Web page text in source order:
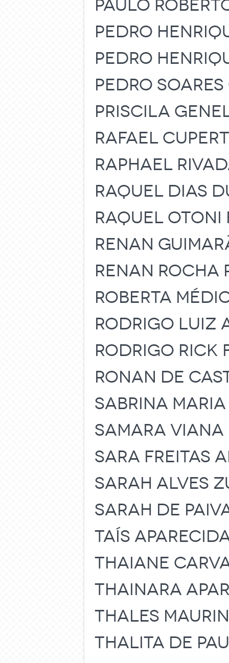
PAULO
PEDRO
PEDRO
PEDRO
PRISCILA
RAFAEL
RAPHAEL
RAQUEL DIAS
RAQUEL OTONI
RENAN
RENAN ROCHA
ROBERTA
RODRIGO LUIZ
RODRIGO RICK
RONAN DE
SABRINA
SAMARA VIANA
SARA FREITAS
SARAH ALVES
SARAH DE
TAÍS
THAIANE
THAINARA
THALES
THALITA DE